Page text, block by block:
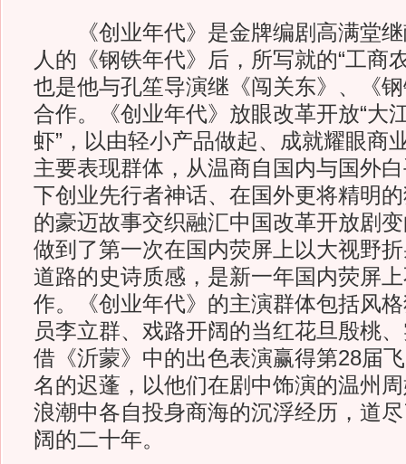
《创业年代》是金牌编剧高满堂继
人的《钢铁年代》后，所写就的“工商
也是他与孔笙导演继《闯关东》、《
合作。《创业年代》放眼改革开放“大
虾”，以由轻小产品做起、成就耀眼商
主要表现群体，从温商自国内与国外
下创业先行者神话、在国外更将精明
的豪迈故事交织融汇中国改革开放剧
做到了第一次在国内荧屏上以大视野
道路的史诗质感，是新一年国内荧屏
作。《创业年代》的主演群体包括风
员李立群、戏路开阔的当红花旦殷桃
借《沂蒙》中的出色表演赢得第28届
名的迟蓬，以他们在剧中饰演的温州
浪潮中各自投身商海的沉浮经历，道
阔的二十年。